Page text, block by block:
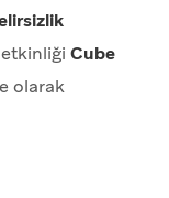
Cube
olarak